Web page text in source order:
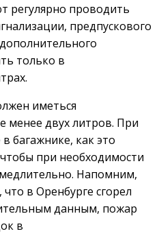
регулярно проводить
предпускового
только в
иметься
менее двух литров. При
багажнике, как это
при необходимости
Напомним,
в Оренбурге сгорел
данным, пожар
в